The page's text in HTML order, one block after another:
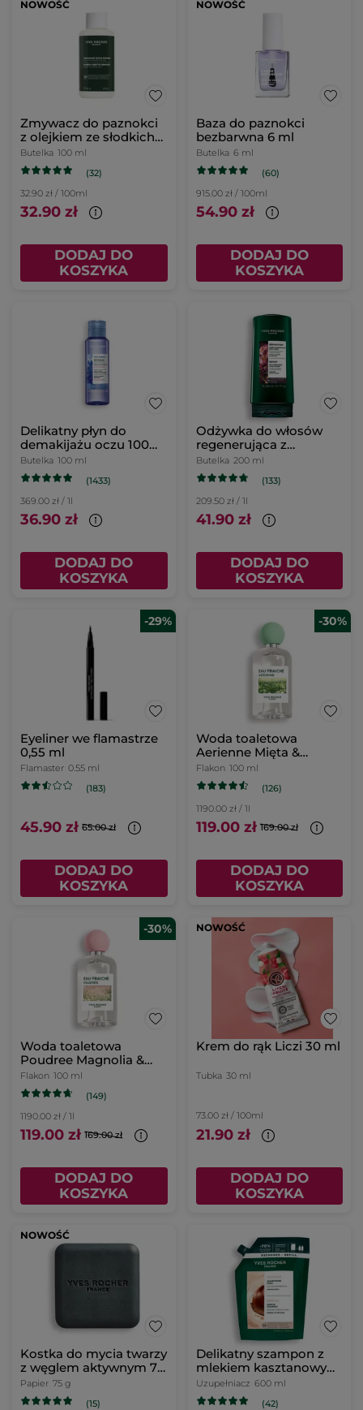
NOWOŚĆ
Zmywacz do paznokci
z olejkiem ze słodkich
migdałów 100 ml
Butelka 100 ml
(32)
32.90 zł / 100ml
32.90 zł
DODAJ DO
KOSZYKA
NOWOŚĆ
Baza do paznokci
bezbarwna 6 ml
Butelka 6 ml
(60)
915.00 zł / 100ml
54.90 zł
DODAJ DO
KOSZYKA
Delikatny płyn do
demakijażu oczu 100
ml
Butelka 100 ml
(1433)
369.00 zł / 1l
36.90 zł
DODAJ DO
KOSZYKA
Odżywka do włosów
regenerująca z
karczochem bio 200 ml
Butelka 200 ml
(133)
209.50 zł / 1l
41.90 zł
DODAJ DO
KOSZYKA
-29%
Eyeliner we flamastrze
0,55 ml
Flamaster 0.55 ml
(183)
45.90 zł 65.00 zł
DODAJ DO
KOSZYKA
-30%
Woda toaletowa
Aerienne Mięta &
Cytron 100 ml
Flakon 100 ml
(126)
1190.00 zł / 1l
119.00 zł 169.00 zł
DODAJ DO
KOSZYKA
-30%
Woda toaletowa
Poudree Magnolia &
Bergamotka 100 ml
Flakon 100 ml
(149)
1190.00 zł / 1l
119.00 zł 169.00 zł
DODAJ DO
KOSZYKA
NOWOŚĆ
Krem do rąk Liczi 30 ml
Tubka 30 ml
73.00 zł / 100ml
21.90 zł
DODAJ DO
KOSZYKA
NOWOŚĆ
Kostka do mycia twarzy
z węglem aktywnym 75
g
Papier 75 g
(15)
Delikatny szampon z
mlekiem kasztanowym
uzupełniacz
Uzupełniacz 600 ml
(42)